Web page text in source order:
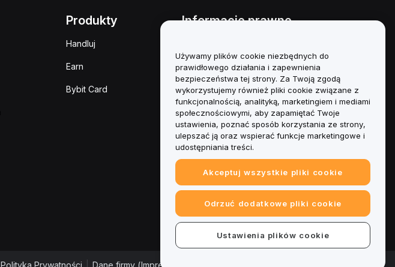
Produkty
Handluj
Earn
Bybit Card
Informacje prawne
interesów
Podsumowanie polityki
powiernictwa i zarządzania
Informacje ESG
Biuletyny informacyjne
kryptoaktywów
Polityka Prywatności Dane firmy (Impressum)
Używamy plików cookie niezbędnych do
prawidłowego działania i zapewnienia
bezpieczeństwa tej strony. Za Twoją zgodą
wykorzystujemy również pliki cookie związane z
funkcjonalnością, analityką, marketingiem i mediami
społecznościowymi, aby zapamiętać Twoje
ustawienia, poznać sposób korzystania ze strony,
ulepszać ją oraz wspierać funkcje marketingowe i
udostępniania treści.
Akceptuj wszystkie pliki cookie
Odrzuć dodatkowe pliki cookie
Ustawienia plików cookie